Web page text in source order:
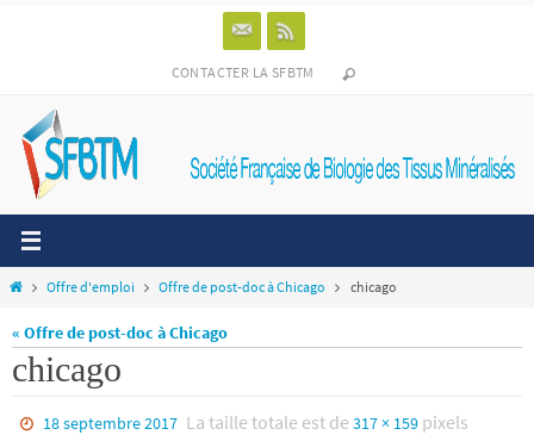
CONTACTER LA SFBTM
HomeOffre d'emploi Offre de post-doc à Chicago chicago
« Offre de post-doc à Chicago
chicago
18 septembre 2017 La taille totale est de317 × 159 pixels